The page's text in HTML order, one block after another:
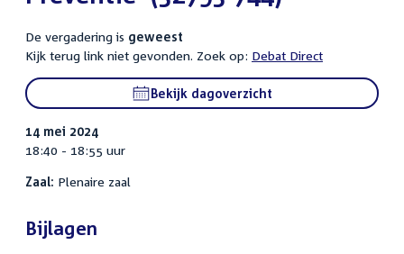
De vergadering is geweest
Kijk terug link niet gevonden. Zoek op: Debat Direct
Bekijk dagoverzicht
14 mei 2024
18:40 - 18:55 uur
Zaal: Plenaire zaal
Bijlagen